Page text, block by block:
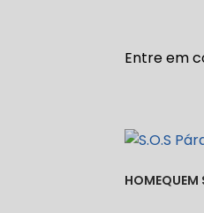
Entre em
HOME